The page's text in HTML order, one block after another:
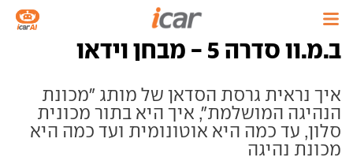
ב.מ.וו סדרה 5 - מבחן וידאו
איך נראית גרסת הסדאן של מותג "מכונת
הנהיגה המושלמת", איך היא בתור מכונית
סלון, עד כמה היא אוטונומית ועד כמה היא
מכונת נהיגה